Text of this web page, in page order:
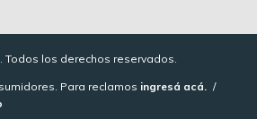
Todos los derechos reservados.
Para reclamos ingresá acá. /